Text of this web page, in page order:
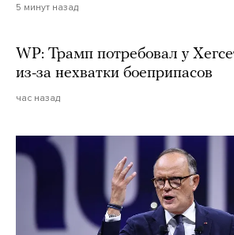
5 минут назад
WP: Трамп потребовал у
из-за нехватки боеприпасов
час назад